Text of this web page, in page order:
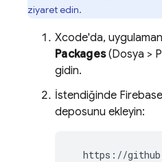
ziyaret edin.
Xcode'da,
Packages(Dosya >
gidin.
İstendiğinde
deposunu ekleyin:
https://